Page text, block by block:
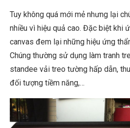
Tuy không quá mới mẻ nhưng lại
nhiều vì hiệu quả cao. Đặc biệt khi
canvas đem lại những hiệu ứng
Chúng thường sử dụng làm tranh
standee vải treo tường hấp dẫn,
đối tượng tiềm năng,…